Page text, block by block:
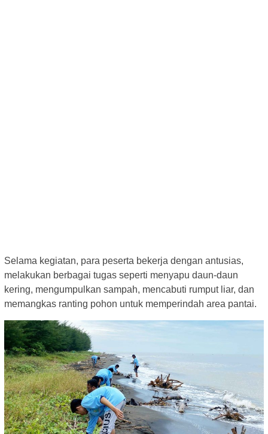
Selama kegiatan, para peserta bekerja dengan antusias,
melakukan berbagai tugas seperti menyapu daun-daun
kering, mengumpulkan sampah, mencabuti rumput liar, dan
memangkas ranting pohon untuk memperindah area pantai.